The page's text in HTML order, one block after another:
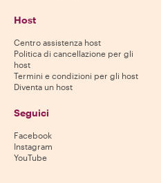
Host
Centro assistenza host
Politica di cancellazione per gli
host
Termini e condizioni per gli host
Diventa un host
Seguici
Facebook
Instagram
YouTube